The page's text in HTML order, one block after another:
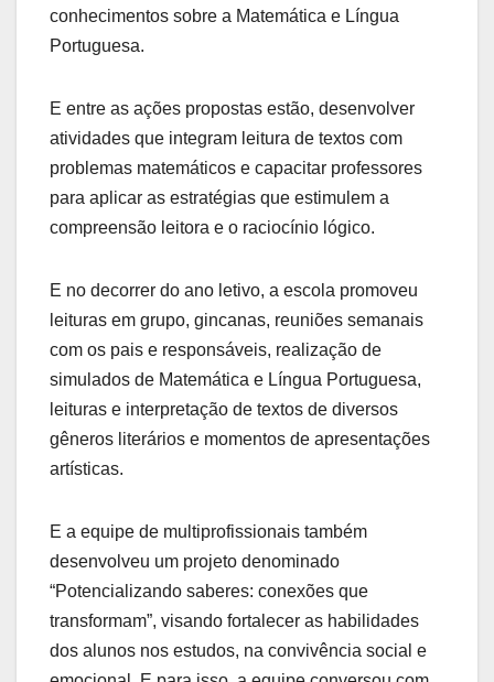
conhecimentos sobre a Matemática e Língua
Portuguesa.
E entre as ações propostas estão, desenvolver
atividades que integram leitura de textos com
problemas matemáticos e capacitar professores
para aplicar as estratégias que estimulem a
compreensão leitora e o raciocínio lógico.
E no decorrer do ano letivo, a escola promoveu
leituras em grupo, gincanas, reuniões semanais
com os pais e responsáveis, realização de
simulados de Matemática e Língua Portuguesa,
leituras e interpretação de textos de diversos
gêneros literários e momentos de apresentações
artísticas.
E a equipe de multiprofissionais também
desenvolveu um projeto denominado
“Potencializando saberes: conexões que
transformam”, visando fortalecer as habilidades
dos alunos nos estudos, na convivência social e